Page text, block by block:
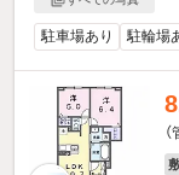
駐車場あり 駐輪場